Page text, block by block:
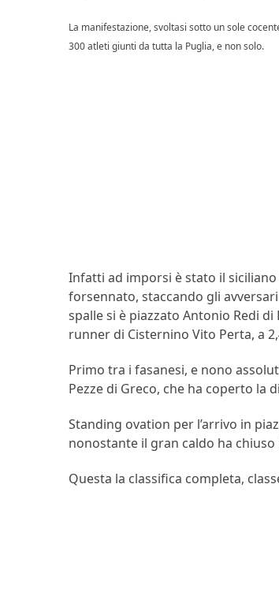
La manifestazione, svoltasi sotto un sole
300 atleti giunti da tutta la Puglia, e non solo.
Infatti ad imporsi è stato il
forsennato, staccando gli
spalle si è piazzato Antonio Redi
runner di Cisternino Vito Perta, a
Primo tra i fasanesi, e nono
Pezze di Greco, che ha coperto la
Standing ovation per l’arrivo in
nonostante il gran caldo ha
Questa la classifica completa,